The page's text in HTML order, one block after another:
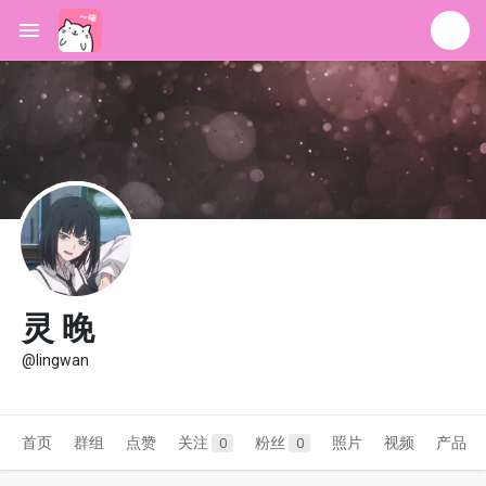
灵 晚
@lingwan
首页 群组 点赞 关注 0 粉丝 0 照片 视频 产品